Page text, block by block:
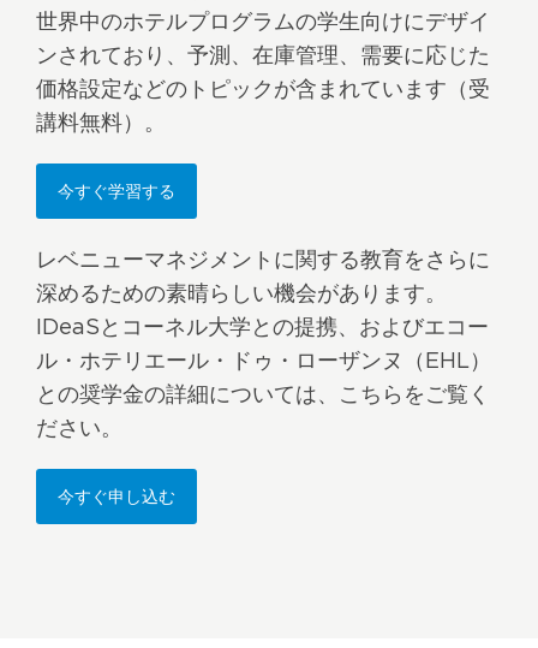
世界中のホテルプログラムの学生向けにデザイ
ンされており、予測、在庫管理、需要に応じた
価格設定などのトピックが含まれています（受
講料無料）。
今すぐ学習する
レベニューマネジメントに関する教育をさらに
深めるための素晴らしい機会があります。
IDeaSとコーネル大学との提携、およびエコー
ル・ホテリエール・ドゥ・ローザンヌ（EHL）
との奨学金の詳細については、こちらをご覧く
ださい。
今すぐ申し込む